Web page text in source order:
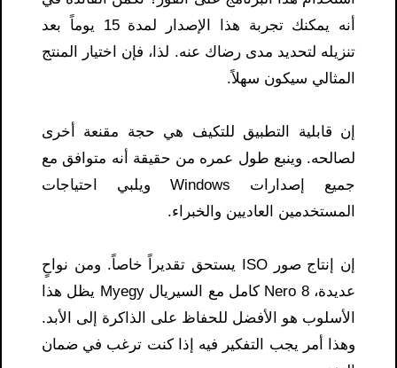
أنه يمكنك تجربة هذا الإصدار لمدة 15 يوماً بعد
تنزيله لتحديد مدى رضاك ​​عنه. لذا، فإن اختيار المنتج
المثالي سيكون سهلاً.
إن قابلية التطبيق للتكيف هي حجة مقنعة أخرى
لصالحه. وينبع طول عمره من حقيقة أنه متوافق مع
جميع إصدارات Windows ويلبي احتياجات
المستخدمين العاديين والخبراء.
إن إنتاج صور ISO يستحق تقديراً خاصاً. ومن نواحٍ
عديدة، Nero 8 كامل مع السيريال Myegy يظل هذا
الأسلوب هو الأفضل للحفاظ على الذاكرة إلى الأبد.
وهذا أمر يجب التفكير فيه إذا كنت ترغب في ضمان